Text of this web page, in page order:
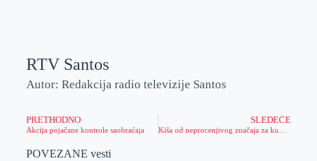
RTV Santos
Autor: Redakcija radio televizije Santos
PRETHODNO
Akcija pojačane kontrole saobraćaja
SLEDEĆE
POVEZANE vesti